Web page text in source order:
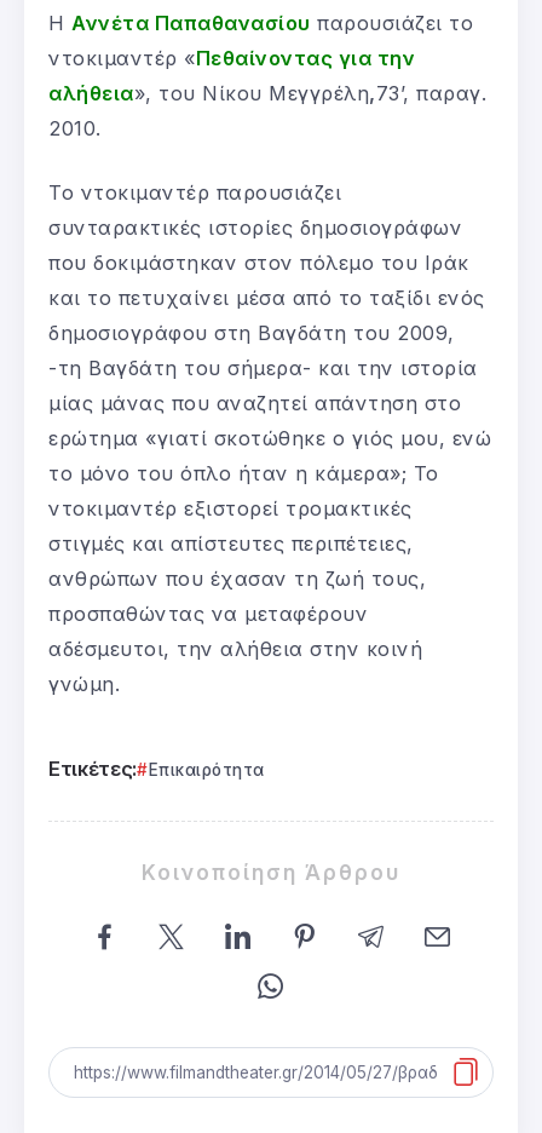
Η Αννέτα Παπαθανασίου παρουσιάζει το
ντοκιμαντέρ «Πεθαίνοντας για την
αλήθεια», του Νίκου Μεγγρέλη,73’, παραγ.
2010.
Το ντοκιμαντέρ παρουσιάζει
συνταρακτικές ιστορίες δημοσιογράφων
που δοκιμάστηκαν στον πόλεμο του Ιράκ
και το πετυχαίνει μέσα από το ταξίδι ενός
δημοσιογράφου στη Βαγδάτη του 2009,
-τη Βαγδάτη του σήμερα- και την ιστορία
μίας μάνας που αναζητεί απάντηση στο
ερώτημα «γιατί σκοτώθηκε ο γιός μου, ενώ
το μόνο του όπλο ήταν η κάμερα»; Το
ντοκιμαντέρ εξιστορεί τρομακτικές
στιγμές και απίστευτες περιπέτειες,
ανθρώπων που έχασαν τη ζωή τους,
προσπαθώντας να μεταφέρουν
αδέσμευτοι, την αλήθεια στην κοινή
γνώμη.
Ετικέτες: Επικαιρότητα
Κοινοποίηση Άρθρου